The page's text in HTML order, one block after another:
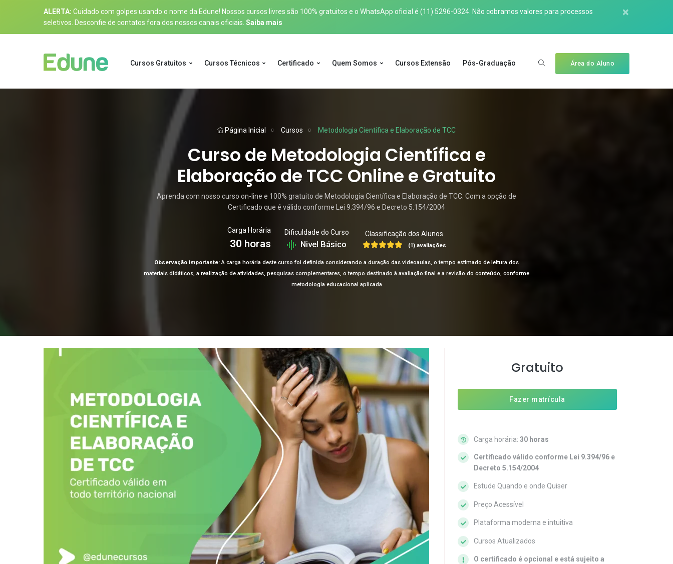
ALERTA: Cuidado com golpes usando o nome da Edune! Nossos cursos livres são 100% gratuitos e o WhatsApp oficial é (11) 5296-0324 . Não cobramos valores para processos
seletivos. Desconfie de contatos fora dos nossos canais oficiais. Saiba mais
×
Cursos Gratuitos Cursos Técnicos Certificado Quem Somos Cursos Extensão Pós-Graduação Área do Aluno
Página Inicial Cursos Metodologia Científica e Elaboração de TCC
Curso de Metodologia Científica e
Elaboração de TCC Online e Gratuito
Aprenda com nosso curso on-line e 100% gratuito de Metodologia Científica e Elaboração de TCC. Com a opção de
Certificado que é válido conforme Lei 9.394/96 e Decreto 5.154/2004
Carga Horária
30 horas
Dificuldade do Curso
Nivel Básico
Classificação dos Alunos
(1) avaliações
Observação importante:A carga horária deste curso foi definida considerando a duração das videoaulas, o tempo estimado de leitura dos
materiais didáticos, a realização de atividades, pesquisas complementares, o tempo destinado à avaliação final e a revisão do conteúdo, conforme
metodologia educacional aplicada
Gratuito
Fazer matrícula
Carga horária: 30 horas
Certificado válido conforme Lei 9.394/96 e
Decreto 5.154/2004
Estude Quando e onde Quiser
Preço Acessível
Plataforma moderna e intuitiva
Cursos Atualizados
O certificado é opcional e está sujeito a